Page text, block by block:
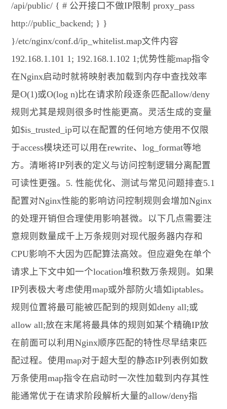
/api/public/ { # 公开接口不做IP限制 proxy_pass
http://public_backend; } }
}/etc/nginx/conf.d/ip_whitelist.map文件内容
192.168.1.101 1; 192.168.1.102 1;优势性能map指令
在Nginx启动时就将映射表加载到内存中查找效率
是O(1)或O(log n)比在请求阶段逐条匹配allow/deny
规则尤其是规则很多时性能更高。灵活生成的变量
如$is_trusted_ip可以在配置的任何地方使用不仅限
于access模块还可以用在rewrite、log_format等地
方。清晰将IP列表的定义与访问控制逻辑分离配置
可读性更强。5. 性能优化、测试与常见问题排查5.1
配置对Nginx性能的影响访问控制规则会增加Nginx
的处理开销但合理使用影响甚微。以下几点需要注
意规则数量成千上万条规则对现代服务器内存和
CPU影响不大因为匹配算法高效。但应避免在单个
请求上下文中如一个location堆积数万条规则。如果
IP列表极大考虑使用map或外部防火墙如iptables。
规则位置将最可能被匹配到的规则如deny all;或
allow all;放在末尾将最具体的规则如某个精确IP放
在前面可以利用Nginx顺序匹配的特性尽早结束匹
配过程。使用map对于超大型的静态IP列表例如数
万条使用map指令在启动时一次性加载到内存其性
能通常优于在请求阶段解析大量的allow/deny指